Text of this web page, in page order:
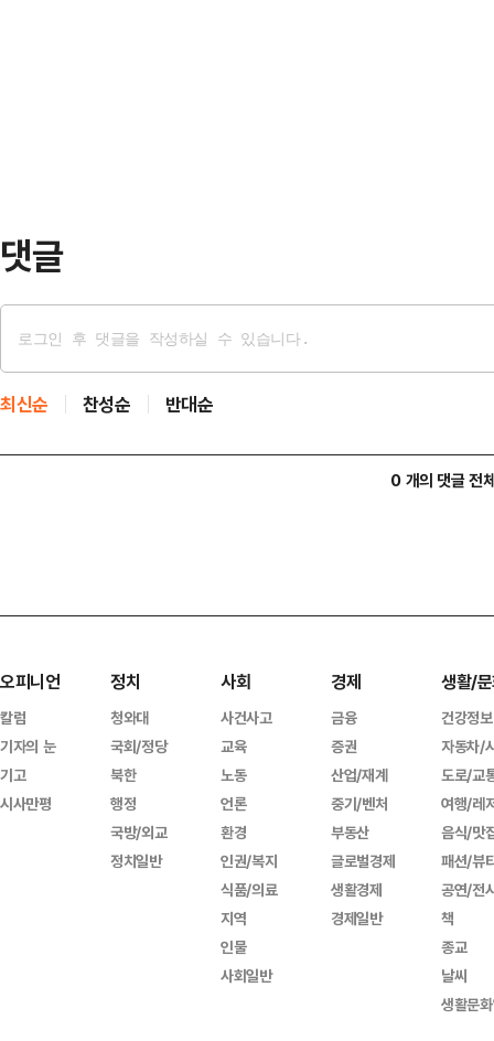
댓글
최신순 찬성순 반대순
0 개의 댓글 전
오피니언
칼럼
기자의 눈
기고
시사만평
정치
청와대
국회/정당
북한
행정
국방/외교
정치일반
사회
사건사고
교육
노동
언론
환경
인권/복지
식품/의료
지역
인물
사회일반
경제
금융
증권
산업/재계
중기/벤처
부동산
글로벌경제
생활경제
경제일반
생활/
건강정보
자동차/
도로/교
여행/레
음식/맛
패션/뷰
공연/전
책
종교
날씨
생활문